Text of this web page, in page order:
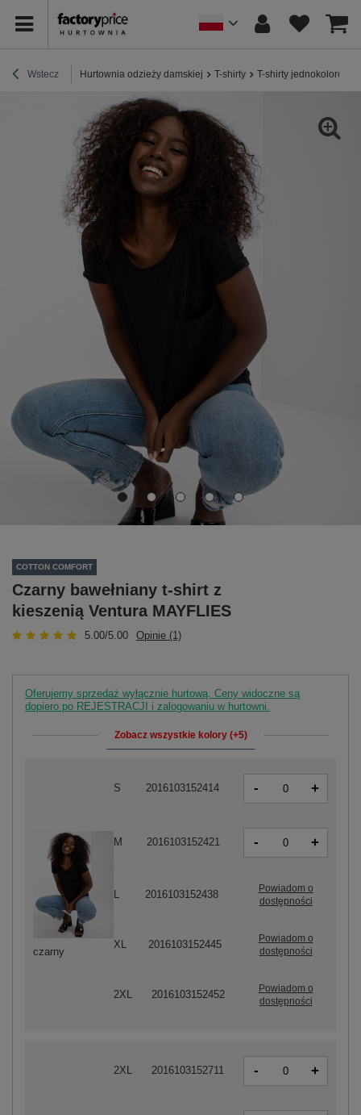
Wstecz Hurtownia odzieży damskiej T-shirty T-shirty jednokolorowe
COTTON COMFORT
Czarny bawełniany t-shirt z
kieszenią Ventura MAYFLIES
5.00/5.00 Opinie (1)
Oferujemy sprzedaż wyłącznie hurtową. Ceny widoczne są
dopiero po REJESTRACJI i zalogowaniu w hurtowni.
Zobacz wszystkie kolory (+5)
2XL 2016103152711 - +
czarny
S 2016103152414 - +
M 2016103152421 - +
2016103152438
Powiadom o
dostępności
XL 2016103152445
Powiadom o
dostępności
2XL 2016103152452
Powiadom o
dostępności